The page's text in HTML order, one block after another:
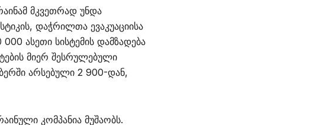
მკვეთრად უნდა
დაჭრილთა ევაკუაციისა
ასეთი სისტემის დამზადება
მიერ შესრულებული
არსებული 2 900-დან,
კომპანია მუშაობს.